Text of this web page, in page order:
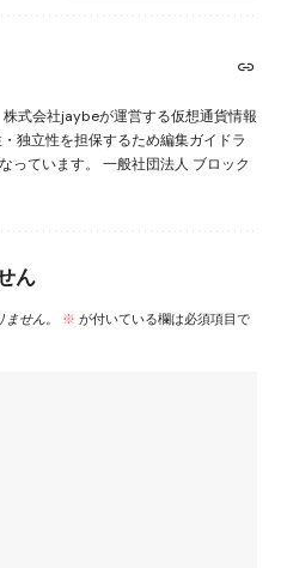
式会社jaybeが運営する仮想通貨情報
独立性を担保するため編集ガイドラ
っています。 一般社団法人 ブロック
ん
せん。 ※ が付いている欄は必須項目で